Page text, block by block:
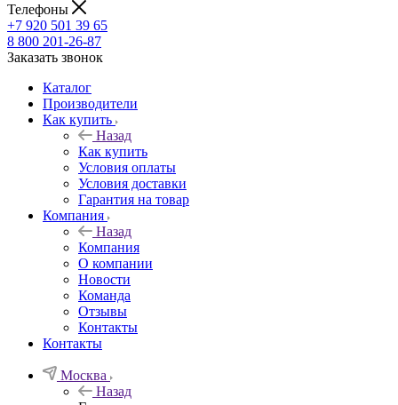
Телефоны
+7 920 501 39 65
8 800 201-26-87
Заказать звонок
Каталог
Производители
Как купить
Назад
Как купить
Условия оплаты
Условия доставки
Гарантия на товар
Компания
Назад
Компания
О компании
Новости
Команда
Отзывы
Контакты
Контакты
Москва
Назад